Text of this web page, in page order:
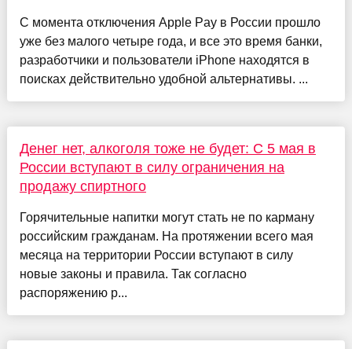
С момента отключения Apple Pay в России прошло
уже без малого четыре года, и все это время банки,
разработчики и пользователи iPhone находятся в
поисках действительно удобной альтернативы. ...
Денег нет, алкоголя тоже не будет: С 5 мая в
России вступают в силу ограничения на
продажу спиртного
Горячительные напитки могут стать не по карману
российским гражданам. На протяжении всего мая
месяца на территории России вступают в силу
новые законы и правила. Так согласно
распоряжению р...